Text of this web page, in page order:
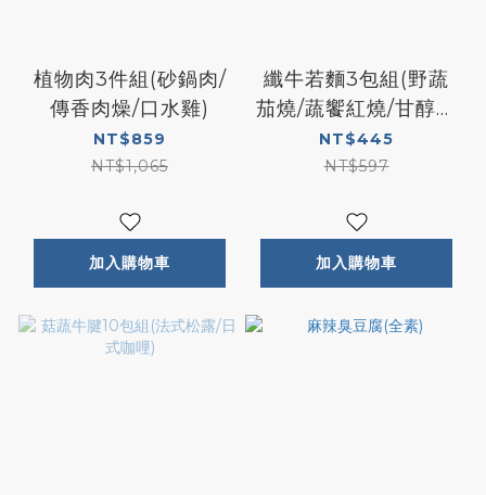
植物肉3件組(砂鍋肉/
傳香肉燥/口水雞)
NT$859
NT$1,065
加入購物車
纖牛若麵3包組(野蔬
茄燒/蔬饗紅燒/甘醇藥
膳)
NT$445
NT$597
加入購物車